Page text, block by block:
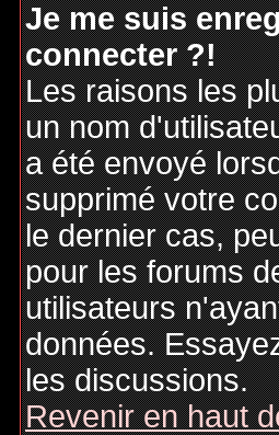
Je me suis
connecter ?!
Les raisons les
un nom
a été envoyé
supprimé votre
le dernier cas,
pour les forums
utilisateurs
données.
les discussions.
Revenir en haut